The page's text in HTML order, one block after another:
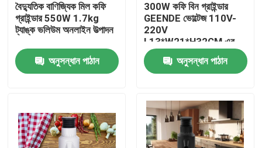
বাড়ি
VR প্রদর্শন
বৈদ্যুতিক বাণিজ্যিক মিল কফি
গ্রাইন্ডার 550W 1.7kg
ট্যাঙ্ক ভলিউম অনলাইন উত্পাদন
অনুসন্ধান পাঠান
300W কফি বিন গ্রাইন্ডার
GEENDE ভোল্টেজ 110V-
220V
L13*W21*H32CM এর
মধ্যে
অনুসন্ধান পাঠান